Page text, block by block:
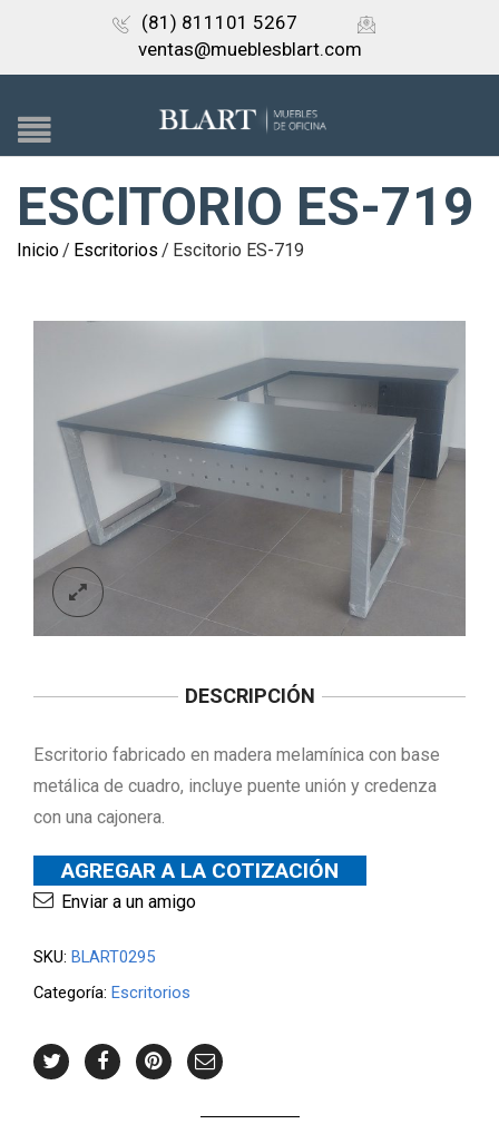
(81) 811101 5267
ventas@mueblesblart.com
ESCITORIO ES-719
Inicio/ Escritorios / Escitorio ES-719
DESCRIPCIÓN
Escritorio fabricado en madera melamínica con base
metálica de cuadro, incluye puente unión y credenza
con una cajonera.
AGREGAR A LA COTIZACIÓN
Enviar a un amigo
SKU: BLART0295
Categoría: Escritorios